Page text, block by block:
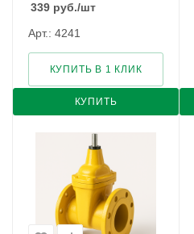
339 руб./шт
Арт.: 4241
КУПИТЬ
КУПИТЬ В 1 КЛИК